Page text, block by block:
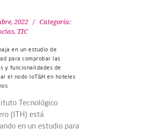
2022
Categoría:
, TIC
en un estudio de
para comprobar las
y funcionalidades de
el nodo IoT&H en hoteles
Tecnológico
(ITH) está
en un estudio para